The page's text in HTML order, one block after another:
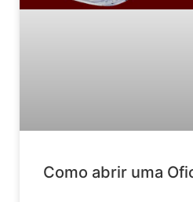
Como abrir uma